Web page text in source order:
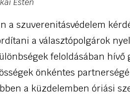
Esten
a szuverenitásvédelem
a választópolgárok
feloldásában hívő
önkéntes
a küzdelemben óriási